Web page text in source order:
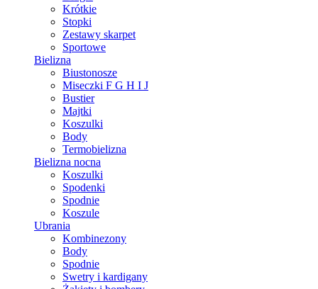
Krótkie
Stopki
Zestawy skarpet
Sportowe
Bielizna
Biustonosze
Miseczki F G H I J
Bustier
Majtki
Koszulki
Body
Termobielizna
Bielizna nocna
Koszulki
Spodenki
Spodnie
Koszule
Ubrania
Kombinezony
Body
Spodnie
Swetry i kardigany